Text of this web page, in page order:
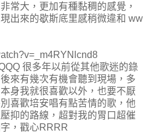
常大，更加有種黏稠的感覺，
出來的歇斯底里感稍微違和 ww
很多年以前從其他歌迷的錄
來有幾次有機會聽到現場，多
身我就很喜歡以外，也要不厭
喜歡培安唱有點苦情的歌，他
抑的路線，超對我的胃口超催
，戳心RRRR